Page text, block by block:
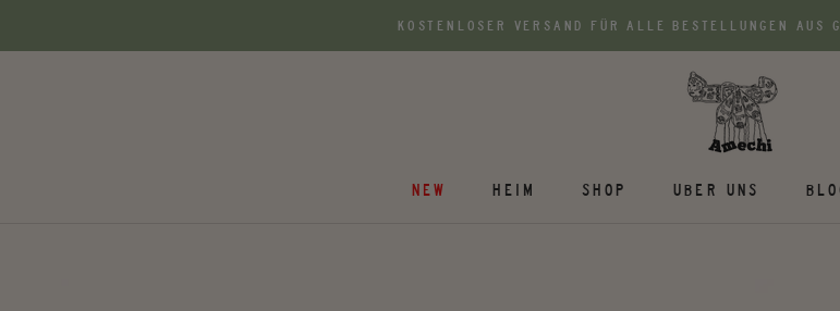
KOSTENLOSER VERSAND FÜR ALLE BESTELLUNGEN AUS
NEW HEIM SHOP UBER UNS